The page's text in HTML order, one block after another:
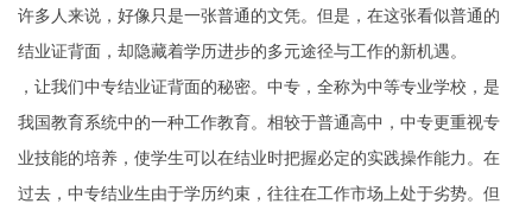
许多人来说，好像只是一张普通的文凭。但是，在这张看似普通的
结业证背面，却隐藏着学历进步的多元途径与工作的新机遇。
，让我们中专结业证背面的秘密。中专，全称为中等专业学校，是
我国教育系统中的一种工作教育。相较于普通高中，中专更重视专
业技能的培养，使学生可以在结业时把握必定的实践操作能力。在
过去，中专结业生由于学历约束，往往在工作市场上处于劣势。但